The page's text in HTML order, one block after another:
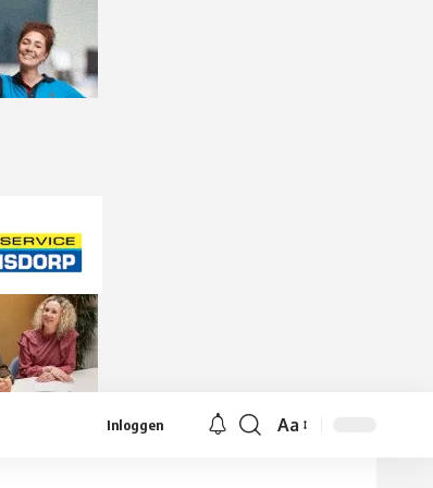
Inloggen
Lettergrootte
Aa